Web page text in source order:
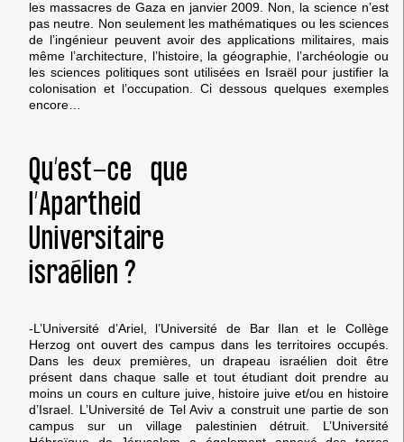
les massacres de Gaza en janvier 2009. Non, la science n’est
pas neutre. Non seulement les mathématiques ou les sciences
de l’ingénieur peuvent avoir des applications militaires, mais
même l’architecture, l’histoire, la géographie, l’archéologie ou
les sciences politiques sont utilisées en Israël pour justifier la
colonisation et l’occupation. Ci dessous quelques exemples
encore…
Qu’est-ce que
l’Apartheid
Universitaire
israélien ?
-L’Université d’Ariel, l’Université de Bar Ilan et le Collège
Herzog ont ouvert des campus dans les territoires occupés.
Dans les deux premières, un drapeau israélien doit être
présent dans chaque salle et tout étudiant doit prendre au
moins un cours en culture juive, histoire juive et/ou en histoire
d’Israel. L’Université de Tel Aviv a construit une partie de son
campus sur un village palestinien détruit. L’Université